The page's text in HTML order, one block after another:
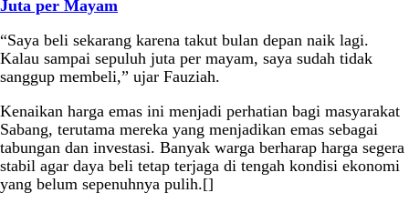
Juta per Mayam
“Saya beli sekarang karena takut bulan depan naik lagi.
Kalau sampai sepuluh juta per mayam, saya sudah tidak
sanggup membeli,” ujar Fauziah.
Kenaikan harga emas ini menjadi perhatian bagi masyarakat
Sabang, terutama mereka yang menjadikan emas sebagai
tabungan dan investasi. Banyak warga berharap harga segera
stabil agar daya beli tetap terjaga di tengah kondisi ekonomi
yang belum sepenuhnya pulih.[]